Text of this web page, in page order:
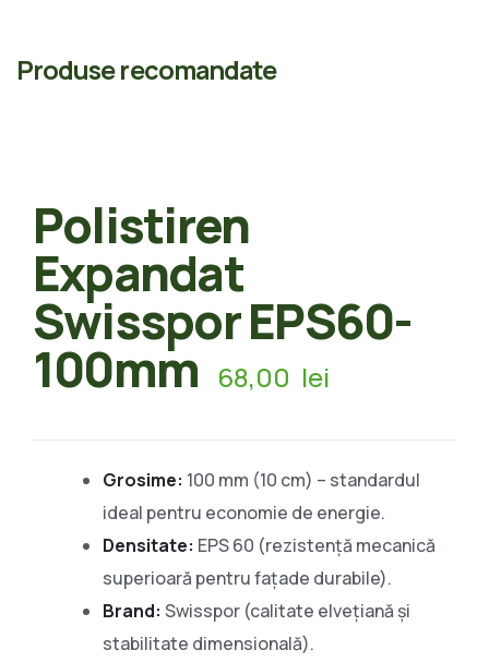
Polistiren
Expandat
Swisspor EPS60-
100mm 68,00 lei
Grosime: 100 mm (10 cm) – standardul
ideal pentru economie de energie.
Densitate: EPS 60 (rezistență mecanică
superioară pentru fațade durabile).
Brand: Swisspor (calitate elvețiană și
stabilitate dimensională).
Produse recomandate